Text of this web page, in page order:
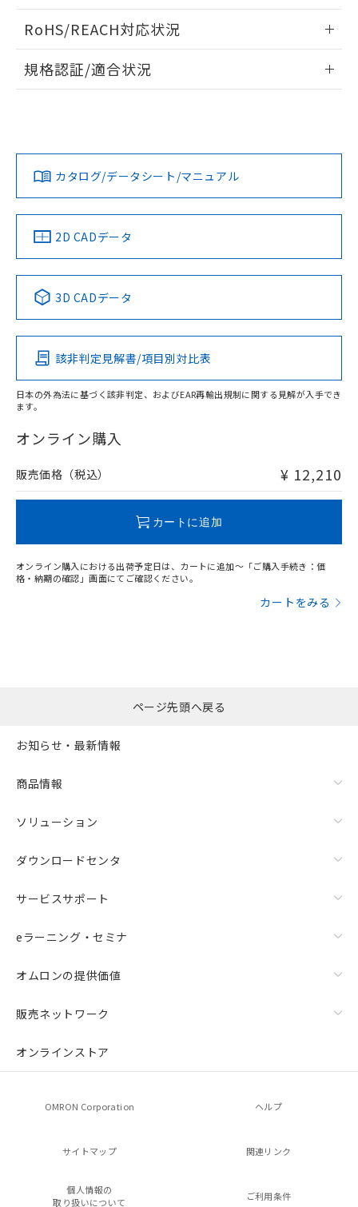
タイムチャート
A: 120mm以上、B: 100mm以上
以上、n: 50mm以上
検出物体の大きさと材質による影響
検出領域
ドすることができます。
ログイン/会員登録
ダウンロードデータをご利用いただく前に、以下を必ずお読
みください。
ソフトウェアの使用条件
RoHS/REACH対応状況
EU RoHS 注意事項・凡例
対応済み
中国 RoHS 注意事項・凡例
Pb Hg Cd Cr(VI)
O
在庫等で未対応品が混在する可能性があります。
問い合わせください。
規格認証/適合状況
LR型式承認
（イギリス
船舶規格）
DNV型式承認
（ノルウェー
BV型式承認
（フランス
KR型式
（韓国
No No No No
この製品の規格認証/適合状況ページへ
その他の認証はこちらのページからご検索ください
カタログ/データシート/マニュアル
2D CADデータ
3D CADデータ
該非判定見解書/項目別対比表
日本の外為法に基づく該非判定、およびEAR再輸出規制に関する見解が入手でき
ます。
オンライン購入
販売価格（税込） ¥ 12,210
カートに追加
オンライン購入における出荷予定日は、カートに追加～「ご購入手続き：価
格・納期の確認」画面にてご確認ください。
カートをみる
ページ先頭へ戻る
お知らせ・最新情報
商品情報
ソリューション
ダウンロードセンタ
サービスサポート
eラーニング・セミナ
オムロンの提供価値
販売ネットワーク
オンラインストア
OMRON Corporation ヘルプ
サイトマップ 関連リンク
個人情報の
取り扱いについて
ご利用条件